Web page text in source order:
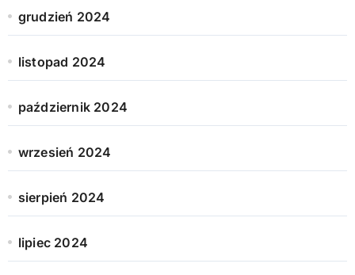
grudzień 2024
listopad 2024
październik 2024
wrzesień 2024
sierpień 2024
lipiec 2024